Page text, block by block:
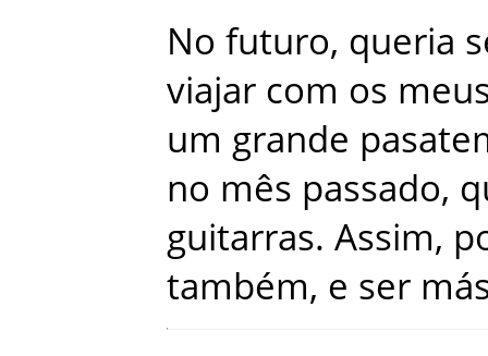
No futuro, queria
viajar com os
um grande
no mês passado,
guitarras. Assim,
também, e ser